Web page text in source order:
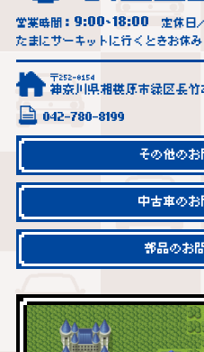
営業時間： 9:00~18:00
定休日
たまにサーキットに行くときお休
〒252-0154
神奈川県相模原市緑区長竹
042-780-8199
その他の
中古車の
部品のお